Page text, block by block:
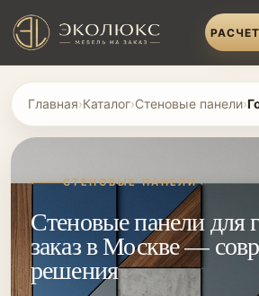
Главная›Каталог›Стеновые панели›
СТЕНОВЫЕ ПАНЕЛИ
Стеновые панели для
заказ в Москве —
решения